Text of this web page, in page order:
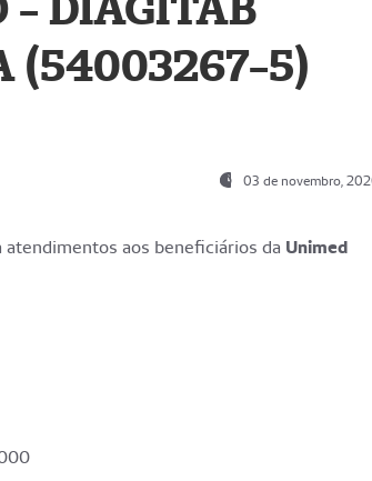
(54003267-5)
03 de novembro,
aos beneficiários da Unimed